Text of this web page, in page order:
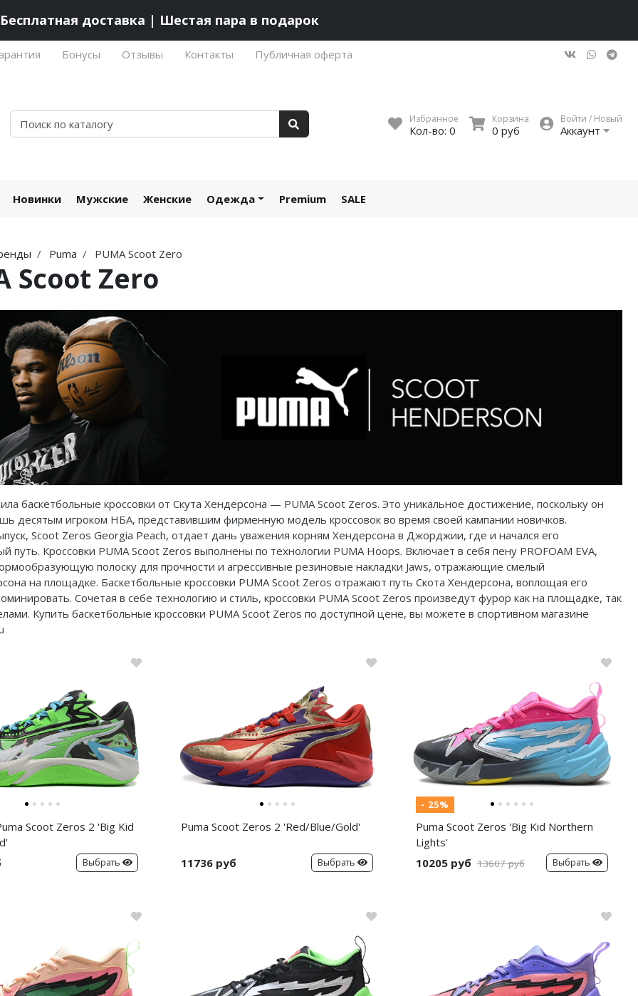
Бесплатная доставка | Шестая пара в подарок
Бонусы Отзывы Контакты Публичная оферта
Избранное
Кол-во: 0
Корзина
0 руб
Войти / Новый
Аккаунт
Новинки Мужские Женские Одежда Premium SALE
Puma PUMA Scoot Zero
Scoot Zero
баскетбольные кроссовки от Скута Хендерсона — PUMA Scoot Zeros. Это уникальное достижение, поскольку он
десятым игроком НБА, представившим фирменную модель кроссовок во время своей кампании новичков.
Scoot Zeros Georgia Peach, отдает дань уважения корням Хендерсона в Джорджии, где и начался его
путь. Кроссовки PUMA Scoot Zeros выполнены по технологии PUMA Hoops. Включает в себя пену PROFOAM EVA,
полоску для прочности и агрессивные резиновые накладки Jaws, отражающие смелый
на площадке. Баскетбольные кроссовки PUMA Scoot Zeros отражают путь Скота Хендерсона, воплощая его
Сочетая в себе технологию и стиль, кроссовки PUMA Scoot Zeros произведут фурор как на площадке, так
Купить баскетбольные кроссовки PUMA Scoot Zeros по доступной цене, вы можете в спортивном магазине
Scoot Zeros 2 'Big Kid
Выбрать
Puma Scoot Zeros 2 'Red/Blue/Gold'
11736 руб Выбрать
- 25%
Puma Scoot Zeros 'Big Kid Northern
Lights'
10205 руб 13607 руб Выбрать